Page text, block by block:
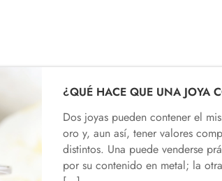
Dos joyas pueden contener el
oro y, aun así, tener valores
distintos. Una puede venderse
por su contenido en metal; la